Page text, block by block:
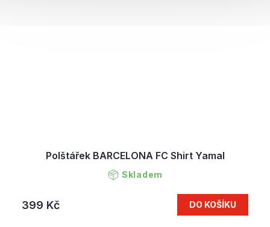
Polštářek BARCELONA FC Shirt Yamal
Skladem
399 Kč DO KOŠÍKU